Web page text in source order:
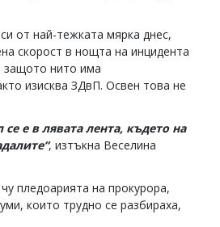
от най-тежката мярка днес,
скорост в нощта на инцидента
защото нито има
изисква ЗДвП. Освен това не
е в лявата лента, където на
, изтъкна Веселина
пледоарията на прокурора,
които трудно се разбираха,